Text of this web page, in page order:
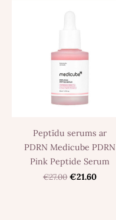
Peptīdu serums ar
PDRN Medicube PDRN
Pink Peptide Serum
€27.00 €21.60